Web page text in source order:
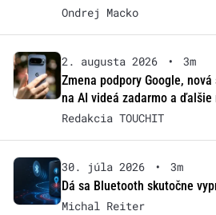
Ondrej Macko
2. augusta 2026 •
3m
Zmena podpory Google,
na AI videá zadarmo a ďalšie
Redakcia TOUCHIT
30. júla 2026 •
3m
Dá sa Bluetooth skutočne
Michal Reiter